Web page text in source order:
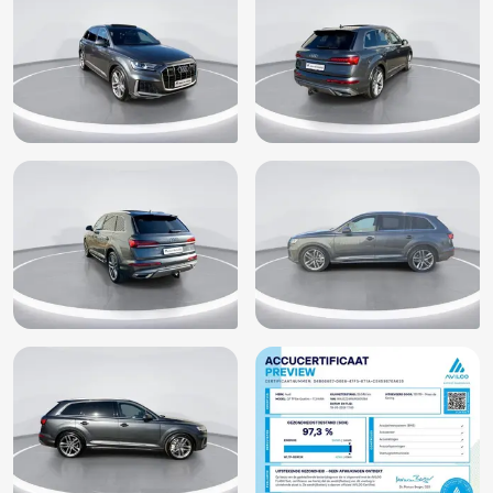
Buitenspiegelbuizing in carroseriekleur (6FA)
Buitenspiegels, elektrisch inklapbaar met automatisch
dimmende spiegels incl. geheugenfunctie (6XL)
Buitenspiegels elektrisch inklapbaar
Buitenspiegels elektrisch verstel- en verwarmbaar
Centrale deurvergrendeling met afstandsbediening
Comfortsleutel (PGC)
Connected services
Dakspoiler
Decorinleg, aluminium spectrum (7TF)
Digitale radio ontvangst (QV3)
Dimlichten automatisch
Elektrisch bedienbare achterklep
Elektrisch bedienbare achterklep met sensorsturing
Elektrische ramen voor en achter